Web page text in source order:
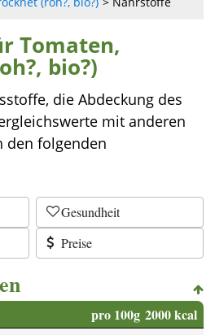
Tomaten,
bio?)
die Abdeckung des
mit anderen
den folgenden
Gesundheit
Preise
pro 100g 2000 kcal